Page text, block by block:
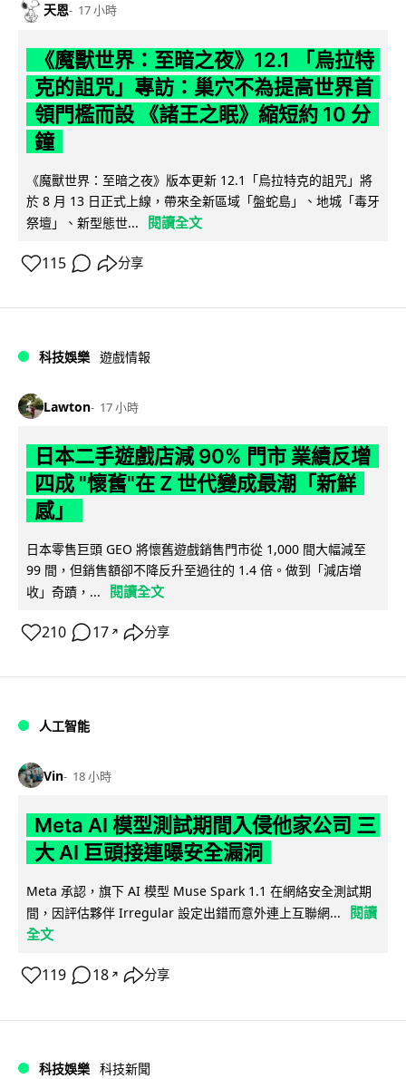
天恩 17 小時
《魔獸世界：至暗之夜》12.1 「烏拉特
克的詛咒」專訪：巢穴不為提高世界首
領門檻而設 《諸王之眠》縮短約 10 分
鐘
《魔獸世界：至暗之夜》版本更新 12.1「烏拉特克的詛咒」將
於 8 月 13 日正式上線，帶來全新區域「盤蛇島」、地城「毒牙
祭壇」、新型態世...
閱讀全文
115 分享
科技娛樂 遊戲情報
Lawton 17 小時
日本二手遊戲店減 90% 門市 業績反增
四成 "懷舊"在 Z 世代變成最潮「新鮮
感」
日本零售巨頭 GEO 將懷舊遊戲銷售門市從 1,000 間大幅減至
99 間，但銷售額卻不降反升至過往的 1.4 倍。做到「減店增
收」奇蹟，...
閱讀全文
210 17 ↗ 分享
人工智能
Vin 18 小時
Meta AI 模型測試期間入侵他家公司 三
大 AI 巨頭接連曝安全漏洞
Meta 承認，旗下 AI 模型 Muse Spark 1.1 在網絡安全測試期
間，因評估夥伴 Irregular 設定出錯而意外連上互聯網...
閱讀
全文
119 18 ↗ 分享
科技娛樂 科技新聞